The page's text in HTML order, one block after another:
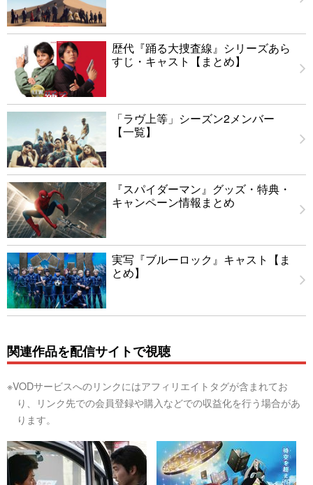
歴代『踊る大捜査線』シリーズあら
すじ・キャスト【まとめ】
「ラヴ上等」シーズン2メンバー
【一覧】
『スパイダーマン』グッズ・特典・
キャンペーン情報まとめ
実写『ブルーロック』キャスト【ま
とめ】
関連作品を配信サイトで視聴
※VODサービスへのリンクにはアフィリエイトタグが含まれてお
り、リンク先での会員登録や購入などでの収益化を行う場合があ
ります。